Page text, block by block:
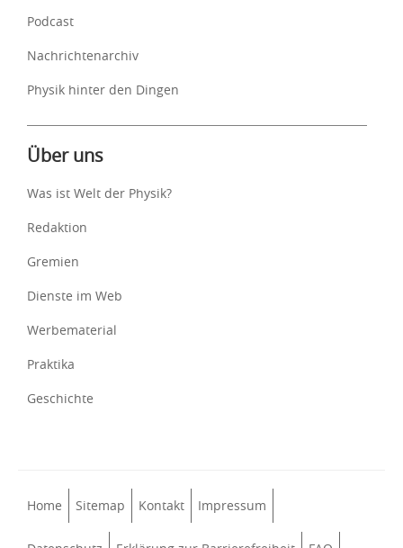
Podcast
Nachrichtenarchiv
Physik hinter den Dingen
Über uns
Was ist Welt der Physik?
Redaktion
Gremien
Dienste im Web
Werbematerial
Praktika
Geschichte
Home Sitemap Kontakt Impressum